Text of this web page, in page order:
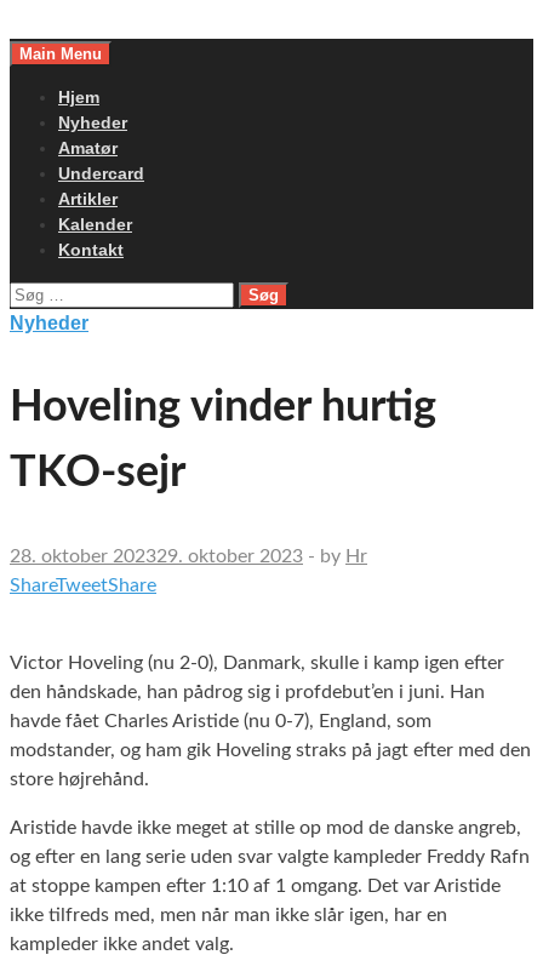
toMain Menu
Hjem
Nyheder
Amatør
Undercard
Artikler
Kalender
Kontakt
Søg
efter:
Nyheder
Hoveling vinder hurtig
TKO-sejr
28. oktober 202329. oktober 2023 - by Hr
ShareTweetShare
Victor Hoveling (nu 2-0), Danmark, skulle i kamp igen efter
den håndskade, han pådrog sig i profdebut’en i juni. Han
havde fået Charles Aristide (nu 0-7), England, som
modstander, og ham gik Hoveling straks på jagt efter med den
store højrehånd.
Aristide havde ikke meget at stille op mod de danske angreb,
og efter en lang serie uden svar valgte kampleder Freddy Rafn
at stoppe kampen efter 1:10 af 1 omgang. Det var Aristide
ikke tilfreds med, men når man ikke slår igen, har en
kampleder ikke andet valg.